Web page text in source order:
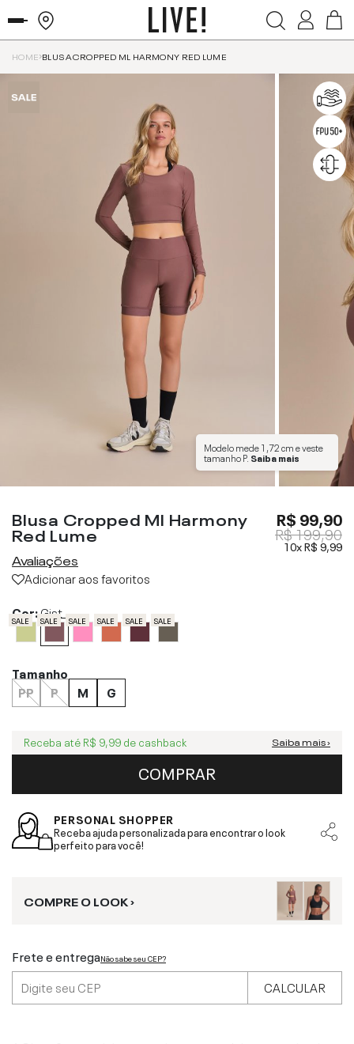
HOME BLUSA CROPPED ML HARMONY RED LUME
Modelo mede1,72 cme veste
tamanhoP. Saiba mais
Blusa Cropped Ml Harmony
Red Lume
Avaliações
Adicionar aos favoritos
R$ 99,90
R$ 199,90
10xR$ 9,99
Cor:Gist
SALE SALE SALE SALE SALE SALE
Tamanho
PP
P M G
Receba até R$ 9,99 de cashback Saiba mais ›
COMPRAR
PERSONAL SHOPPER
Receba ajuda personalizada para encontrar o look
perfeito para você!
COMPRE O LOOK ›
Frete e entregaNão sabe seu CEP?
CALCULAR